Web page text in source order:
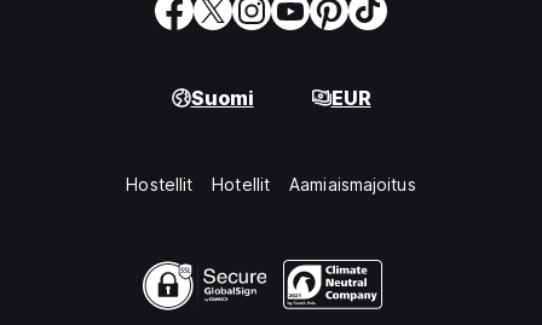
Suomi EUR
Hostellit Hotellit Aamiaismajoitus